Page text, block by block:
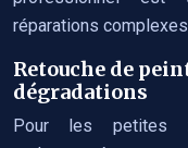
réparations
Retouche de
dégradations
Pour les petites